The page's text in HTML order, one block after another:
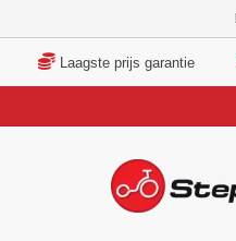
Laagste prijs garantie